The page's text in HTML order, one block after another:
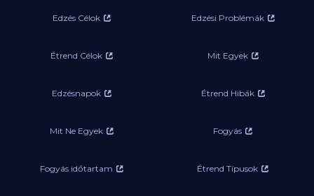
Edzés Célok Edzési Problémák
Étrend Célok Mit Egyek
Edzésnapok Étrend Hibák
Mit Ne Egyek Fogyás
Fogyás időtartam Étrend Típusok